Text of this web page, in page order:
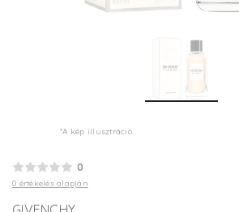
*A kép illusztráció
0
0 értékelés alapján